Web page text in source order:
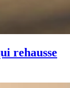
rehausse